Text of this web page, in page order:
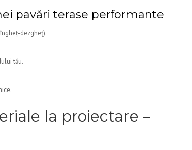
pavări terase performante
dezgheț).
tău.
la proiectare –